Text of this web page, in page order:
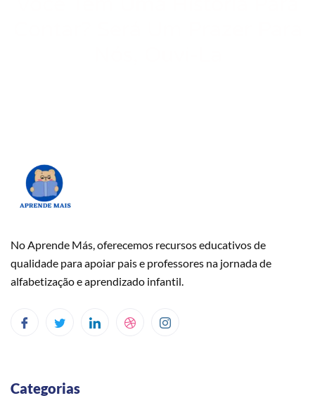
No Aprende Más, oferecemos recursos educativos de
qualidade para apoiar pais e professores na jornada de
alfabetização e aprendizado infantil.
Categorias